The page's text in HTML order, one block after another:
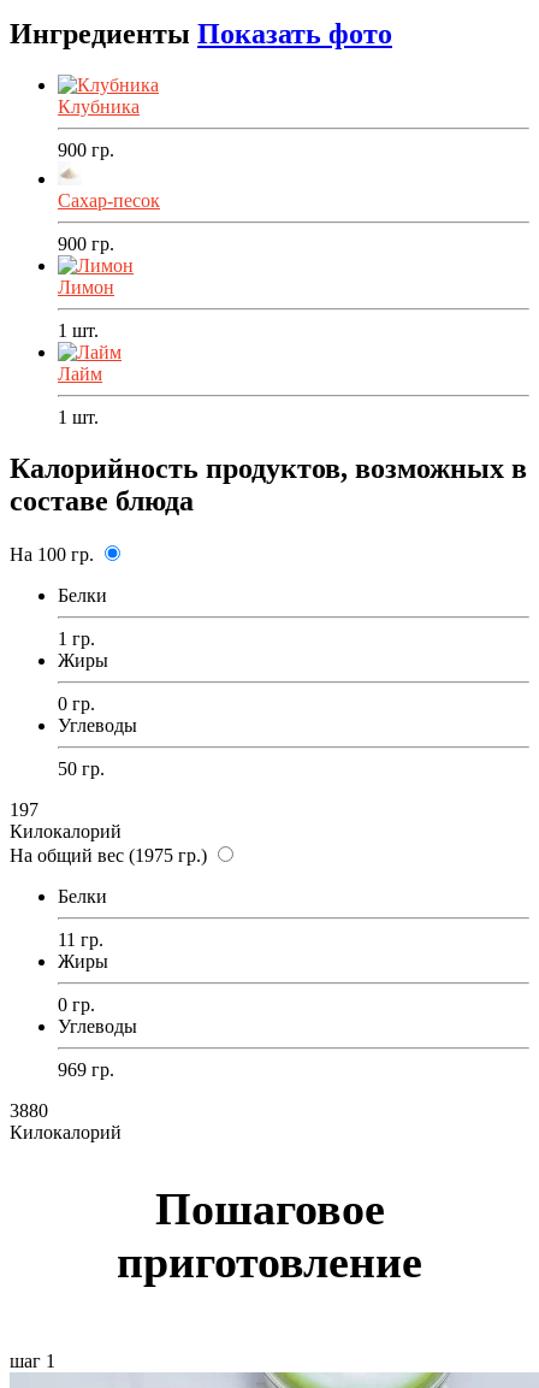
Ингредиенты Показать фото
Клубника
900 гр.
Сахар-песок
900 гр.
Лимон
1 шт.
Лайм
1 шт.
Калорийность продуктов, возможных в
составе блюда
На 100 гр.
Белки
1 гр.
Жиры
0 гр.
Углеводы
50 гр.
197
Килокалорий
На общий вес (1975 гр.)
Белки
11 гр.
Жиры
0 гр.
Углеводы
969 гр.
3880
Килокалорий
Пошаговое
приготовление
шаг 1